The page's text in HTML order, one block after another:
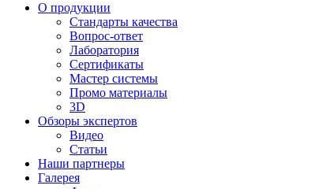
О продукции
Стандарты качества
Вопрос-ответ
Лаборатория
Сертификаты
Мастер системы
Промо материалы
3D
Обзоры экспертов
Видео
Статьи
Наши партнеры
Галерея